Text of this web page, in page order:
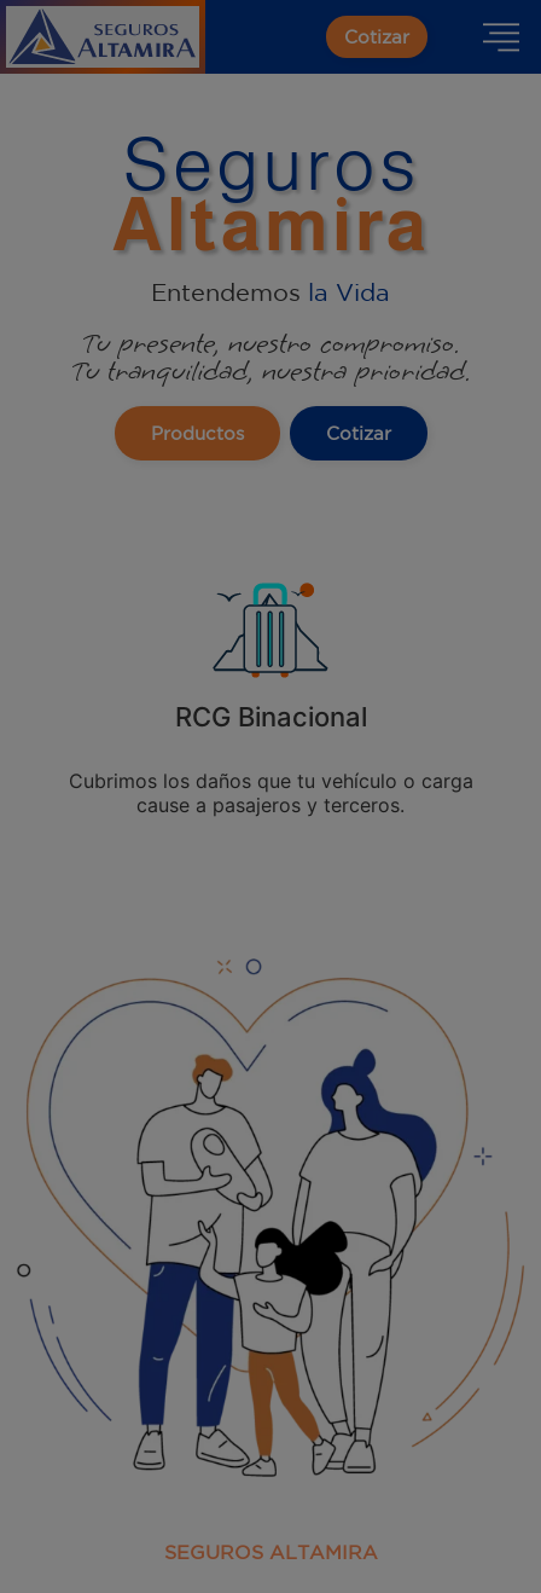
Cotizar
Seguros
Altamira
Entendemos la Vida
Tu presente, nuestro compromiso.
Tu tranquilidad, nuestra prioridad.
Productos Cotizar
RCG Binacional
Cubrimos los daños que tu vehículo o carga
cause a pasajeros y terceros.
SEGUROS ALTAMIRA